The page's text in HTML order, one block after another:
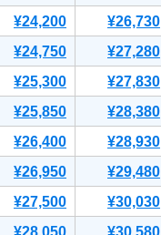
¥24,200 ¥26,730
¥24,750 ¥27,280
¥25,300 ¥27,830
¥25,850 ¥28,380
¥26,400 ¥28,930
¥26,950 ¥29,480
¥27,500 ¥30,030
¥28,050 ¥30,580